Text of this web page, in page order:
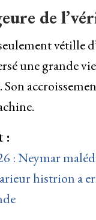
de
vétille
une grande
:
: Neymar
histrion a